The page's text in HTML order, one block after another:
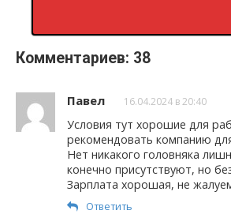
Комментариев: 38
Павел 16.04.2024 в 20:40
Условия тут хорошие для
рекомендовать компанию
Нет никакого головняка
конечно присутствуют, но
Зарплата хорошая, не
Ответить